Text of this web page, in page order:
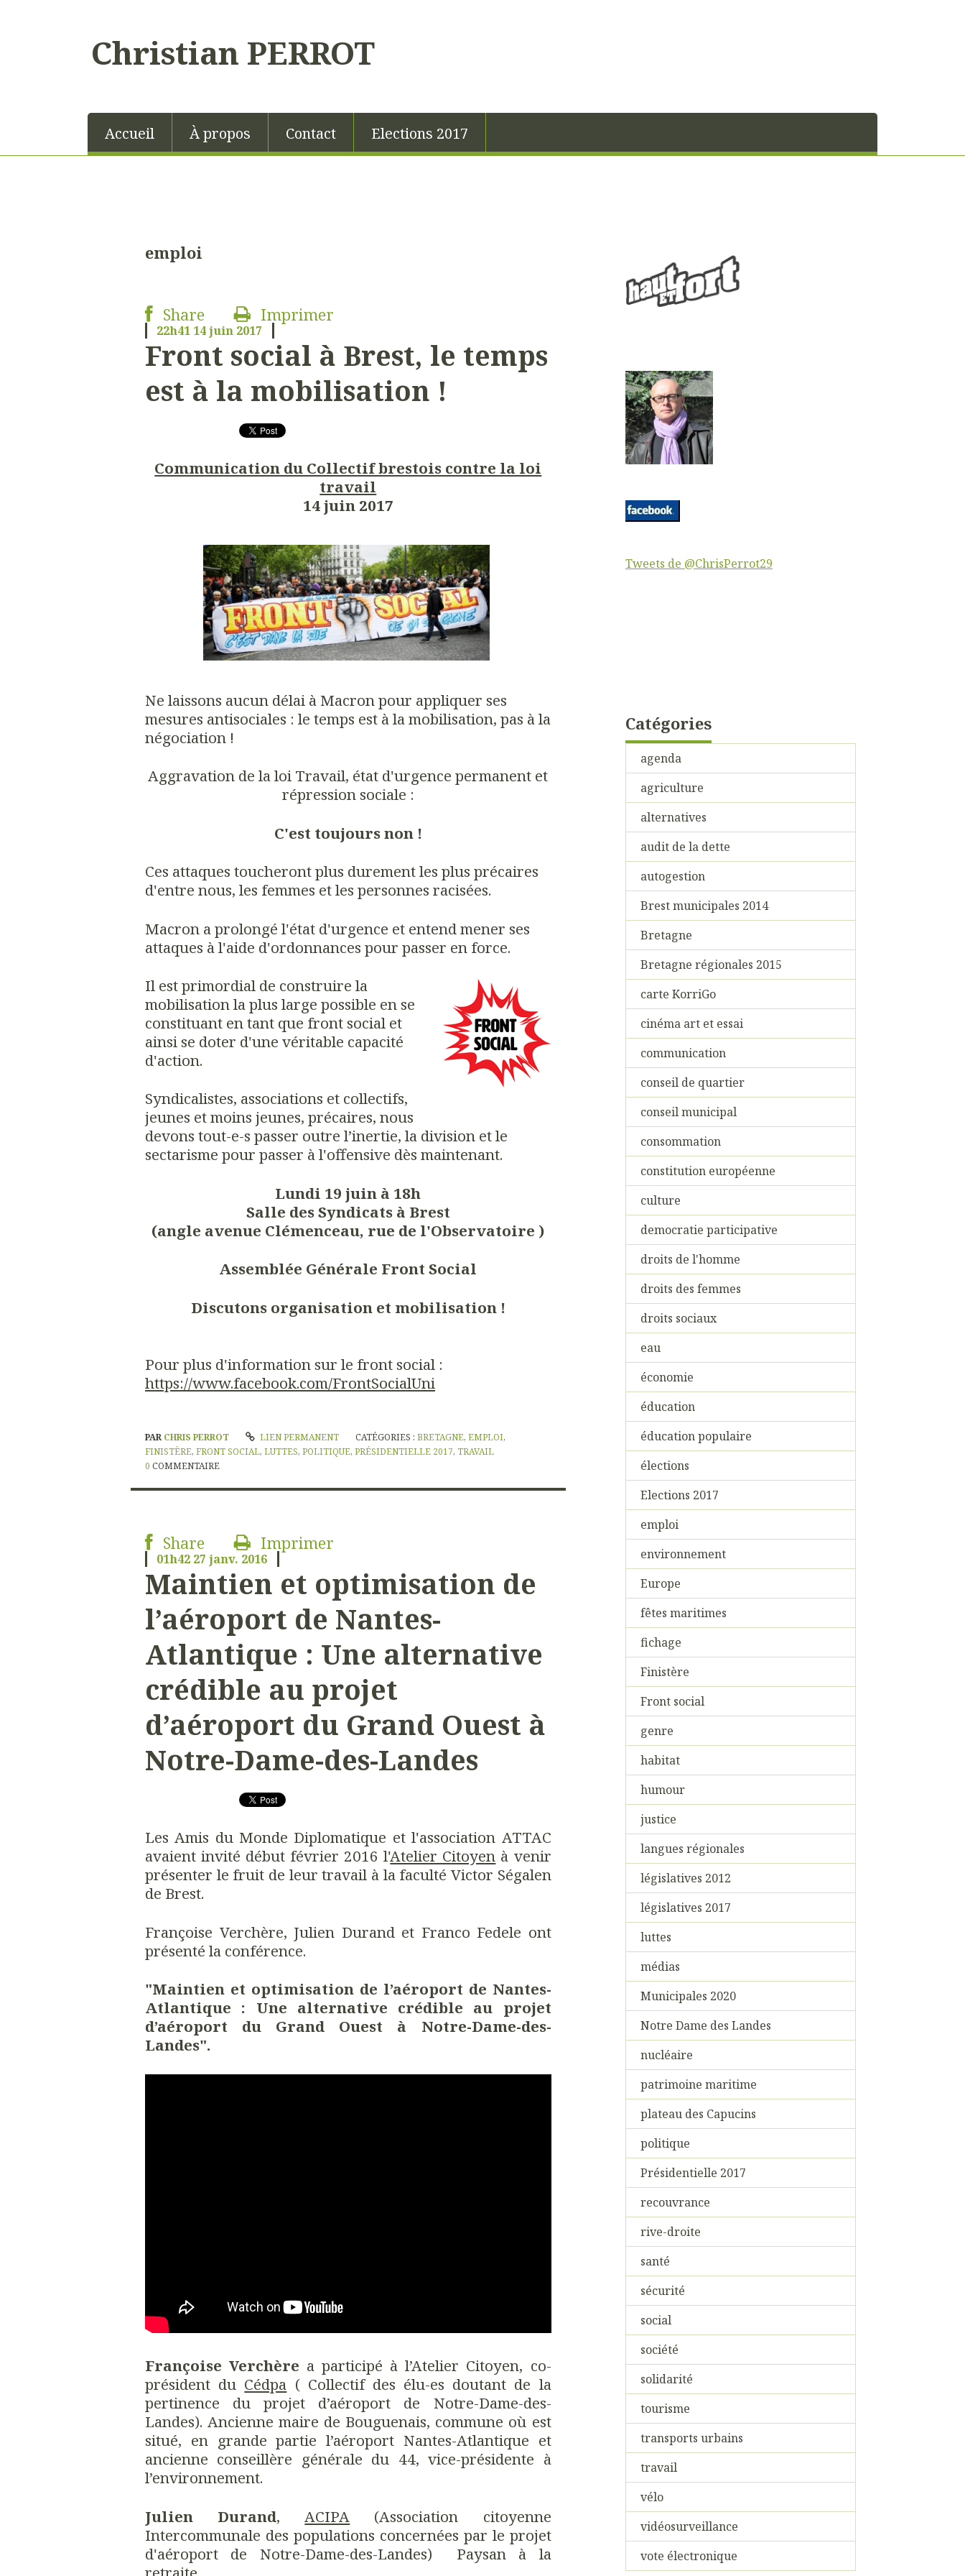
Christian PERROT
Accueil À propos Contact Elections 2017
emploi
Share Imprimer
22h41 14juin 2017
Front social à Brest, le temps
est à la mobilisation !
Communication du Collectif brestois contre la loi
travail
14 juin 2017
Ne laissons aucun délai à Macron pour appliquer ses
mesures antisociales : le temps est à la mobilisation, pas à la
négociation !
Aggravation de la loi Travail, état d'urgence permanent et
répression sociale :
C'est toujours non !
Ces attaques toucheront plus durement les plus précaires
d'entre nous, les femmes et les personnes racisées.
Macron a prolongé l'état d'urgence et entend mener ses
attaques à l'aide d'ordonnances pour passer en force.
Il est primordial de construire la
mobilisation la plus large possible en se
constituant en tant que front social et
ainsi se doter d'une véritable capacité
d'action.
Syndicalistes, associations et collectifs,
jeunes et moins jeunes, précaires, nous
devons tout-e-s passer outre l’inertie, la division et le
sectarisme pour passer à l'offensive dès maintenant.
Lundi 19 juin à 18h
Salle des Syndicats à Brest
(angle avenue Clémenceau, rue de l'Observatoire )
Assemblée Générale Front Social
Discutons organisation et mobilisation !
Pour plus d'information sur le front social :
https://www.facebook.com/FrontSocialUni
PAR CHRIS PERROT LIEN PERMANENT CATÉGORIES :BRETAGNE,EMPLOI,
FINISTÈRE, FRONT SOCIAL, LUTTES, POLITIQUE, PRÉSIDENTIELLE 2017, TRAVAIL
0 COMMENTAIRE
Share Imprimer
01h42 27 janv. 2016
Maintien et optimisation de
l’aéroport de Nantes-
Atlantique : Une alternative
crédible au projet
d’aéroport du Grand Ouest à
Notre-Dame-des-Landes
Les Amis du Monde Diplomatique et l'association ATTAC
avaient invité début février 2016 l'Atelier Citoyen à venir
présenter le fruit de leur travail à la faculté Victor Ségalen
de Brest.
Françoise Verchère, Julien Durand et Franco Fedele ont
présenté la conférence.
"Maintien et optimisation de l’aéroport de Nantes-
Atlantique : Une alternative crédible au projet
d’aéroport du Grand Ouest à Notre-Dame-des-
Landes".
Françoise Verchère a participé à l’Atelier Citoyen, co-
président du Cédpa ( Collectif des élu-es doutant de la
pertinence du projet d’aéroport de Notre-Dame-des-
Landes). Ancienne maire de Bouguenais, commune où est
situé, en grande partie l’aéroport Nantes-Atlantique et
ancienne conseillère générale du 44, vice-présidente à
l’environnement.
Julien Durand, ACIPA (Association citoyenne
Intercommunale des populations concernées par le projet
d'aéroport de Notre-Dame-des-Landes) Paysan à la
Tweets de @ChrisPerrot29
Catégories
agenda
agriculture
alternatives
audit de la dette
autogestion
Brest municipales 2014
Bretagne
Bretagne régionales 2015
carte KorriGo
cinéma art et essai
communication
conseil de quartier
conseil municipal
consommation
constitution européenne
culture
democratie participative
droits de l'homme
droits des femmes
droits sociaux
eau
économie
éducation
éducation populaire
élections
Elections 2017
emploi
environnement
Europe
fêtes maritimes
fichage
Finistère
Front social
genre
habitat
humour
justice
langues régionales
législatives 2012
législatives 2017
luttes
médias
Municipales 2020
Notre Dame des Landes
nucléaire
patrimoine maritime
plateau des Capucins
politique
Présidentielle 2017
recouvrance
rive-droite
santé
sécurité
social
société
solidarité
tourisme
transports urbains
travail
vélo
vidéosurveillance
vote électronique